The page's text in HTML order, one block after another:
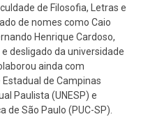
de Filosofia, Letras e
de nomes como Caio
Henrique Cardoso,
desligado da universidade
ainda com
de Campinas
Paulista (UNESP) e
de São Paulo (PUC-SP).